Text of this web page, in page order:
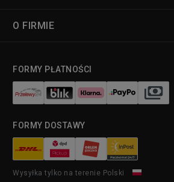
O FIRMIE
FORMY PŁATNOŚCI
FORMY DOSTAWY
Wysyłka tylko na terenie Polski